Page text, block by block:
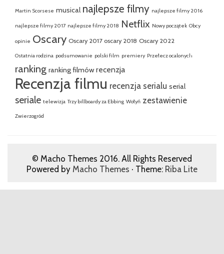
Martin Scorsese musical najlepsze filmy najlepsze filmy 2016
najlepsze filmy 2017 najlepsze filmy 2018 Netflix Nowy początek Obcy
opinie Oscary Oscary 2017 oscary 2018 Oscary 2022
Ostatnia rodzina podsumowanie polski film premiery Przełecz ocalonych
ranking ranking filmów recenzja
Recenzja filmu recenzja serialu serial
seriale telewizja Trzy billboardy za Ebbing Wołyń zestawienie
Zwierzogród
© Macho Themes 2016. All Rights Reserved
Powered by Macho Themes · Theme: Riba Lite